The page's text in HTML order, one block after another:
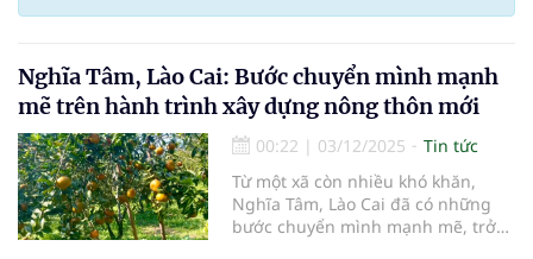
Nghĩa Tâm, Lào Cai: Bước chuyển mình mạnh
mẽ trên hành trình xây dựng nông thôn mới
00:22 | 03/12/2025
Tin tức
Từ một xã còn nhiều khó khăn,
Nghĩa Tâm, Lào Cai đã có những
bước chuyển mình mạnh mẽ, trở